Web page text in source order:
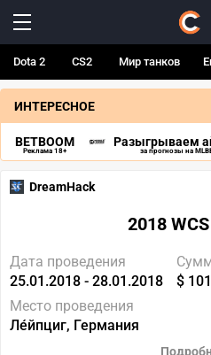
Dota 2 CS2 Мир танков
ИНТЕРЕСНОЕ
BETBOOM
Реклама 18+
Разыгрываем
за прогнозы на
DreamHack
2018
Дата проведения
25.01.2018 - 28.01.2018
$
Место проведения
Ле́йпциг, Германия